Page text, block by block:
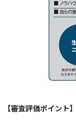
【審査評価ポイント】